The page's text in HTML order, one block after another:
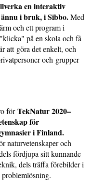
en interaktiv
i bruk, i Sibbo.Med
och ett program i
på en skola och få
att göra det enkelt, och
och grupper
förTekNatur 2020–
för
i Finland.
naturvetenskaper och
fördjupa sitt kunnande
dels träffa förebilder i
problemlösning.